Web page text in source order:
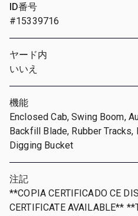
ID番号
#15339716
ヤード内
いいえ
機能
Enclosed Cab, Swing Boom,
Backfill Blade, Rubber Tracks,
Digging Bucket
注記
**COPIA CERTIFICADO CE
CERTIFICATE AVAILABLE**